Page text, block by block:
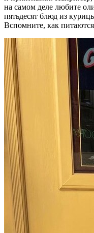
на самом деле любите
пятьдесят блюд из
Вспомните, как